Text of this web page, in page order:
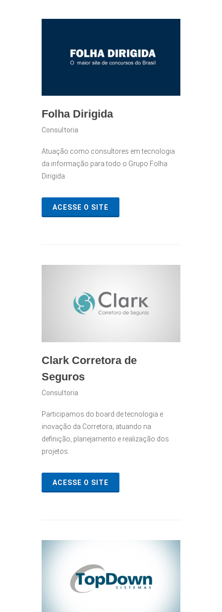
Folha Dirigida
Consultoria
Atuação como consultores em tecnologia
da informação para todo o Grupo Folha
Dirigida.
ACESSE O SITE
Clark Corretora de
Seguros
Consultoria
Participamos do board de tecnologia e
inovação da Corretora; atuando na
definição, planejamento e realização dos
projetos.
ACESSE O SITE